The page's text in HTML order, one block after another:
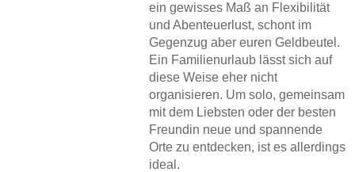
ein gewisses Maß an Flexibilität
und Abenteuerlust, schont im
Gegenzug aber euren Geldbeutel.
Ein Familienurlaub lässt sich auf
diese Weise eher nicht
organisieren. Um solo, gemeinsam
mit dem Liebsten oder der besten
Freundin neue und spannende
Orte zu entdecken, ist es allerdings
ideal.